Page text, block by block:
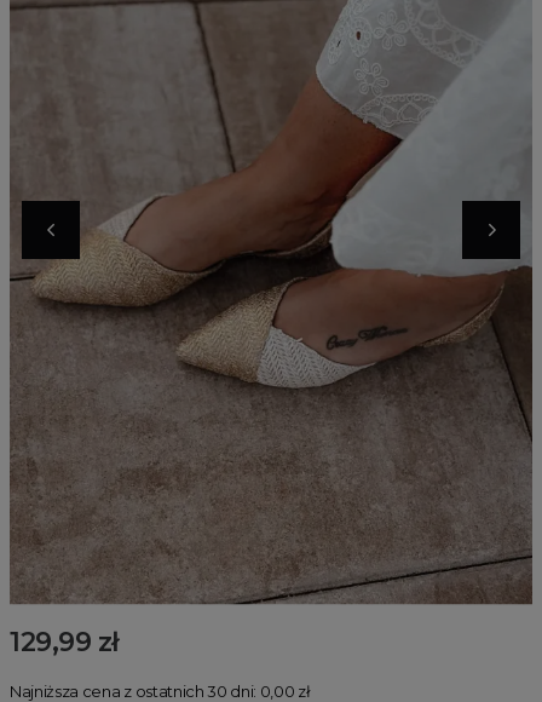
129,99 zł
Najniższa cena z ostatnich 30 dni: 0,00 zł